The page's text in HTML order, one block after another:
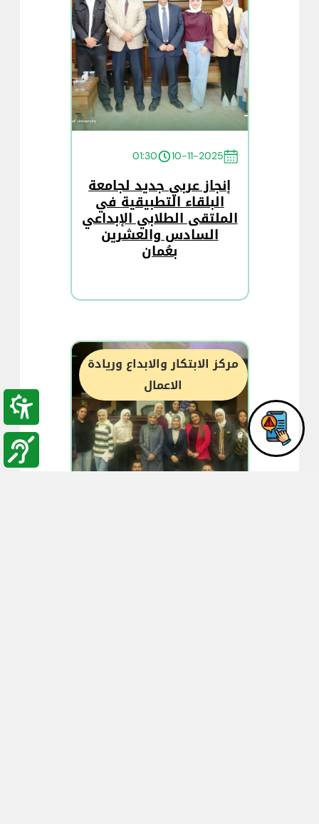
10-11-2025
01:30
إنجاز عربي جديد لجامعة
البلقاء التطبيقية في
الملتقى الطلابي الإبداعي
السادس والعشرين
بعُمان
مركز الابتكار والابداع وريادة
الاعمال